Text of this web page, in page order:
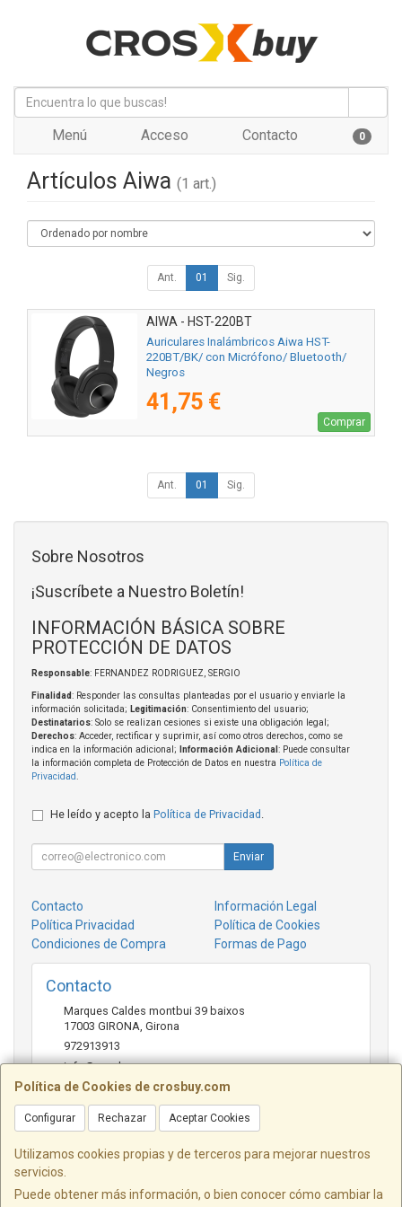
Menú Acceso Contacto 0
Artículos Aiwa (1 art.)
Ant. 01 Sig.
AIWA - HST-220BT
Auriculares Inalámbricos Aiwa HST-
220BT/BK/ con Micrófono/ Bluetooth/
Negros
41,75 €
Comprar
Ant. 01 Sig.
Política de Cookies de crosbuy.com
Configurar Rechazar Aceptar Cookies
Utilizamos cookies propias y de terceros para mejorar nuestros
servicios.
Puede obtener más información, o bien conocer cómo cambiar la
Sobre Nosotros
¡Suscríbete a Nuestro Boletín!
INFORMACIÓN BÁSICA SOBRE
PROTECCIÓN DE DATOS
Responsable: FERNANDEZ RODRIGUEZ, SERGIO
Finalidad: Responder las consultas planteadas por el usuario y enviarle la
información solicitada; Legitimación: Consentimiento del usuario;
Destinatarios: Solo se realizan cesiones si existe una obligación legal;
Derechos: Acceder, rectificar y suprimir, así como otros derechos, como se
indica en la información adicional;
Información Adicional : Puede consultar
la información completa de Protección de Datos en nuestra Política de
Privacidad
He leído y acepto la Política de Privacidad .
Enviar
Contacto
Información Legal
Política Privacidad
Política de Cookies
Condiciones de Compra
Formas de Pago
Contacto
Marques Caldes montbui 39 baixos
17003 GIRONA, Girona
972913913
info@crosbuy.com
Horario
de 10:00 a 13:30 y de 16:30 a 20:00